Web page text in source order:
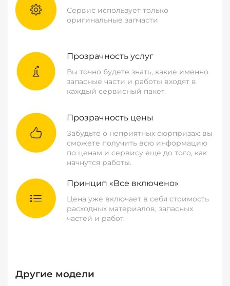
Сервис использует только
оригинальные запчасти
Прозрачность услуг
Вы точно будете знать, какие именно
запасные части и работы входят в
каждый сервисный пакет.
Прозрачность цены
Забудьте о неприятных сюрпризах: вы
сможете получить всю информацию
по ценам и сервису еще до того, как
начнутся работы.
Принцип «Все включено»
Цена уже включает в себя стоимость
расходных материалов, запасных
частей и работ.
Другие модели